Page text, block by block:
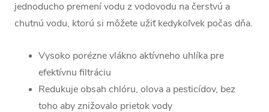
jednoducho premení vodu z vodovodu na čerstvú a
chutnú vodu, ktorú si môžete užiť kedykoľvek počas dňa.
Vysoko porézne vlákno aktívneho uhlíka pre
efektívnu filtráciu
Redukuje obsah chlóru, olova a pesticídov, bez
toho aby znižovalo prietok vody